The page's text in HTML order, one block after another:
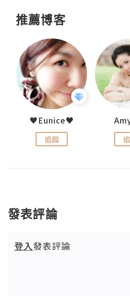
推薦博客
♥Eunice♥
追蹤
發表評論
登入發表評論